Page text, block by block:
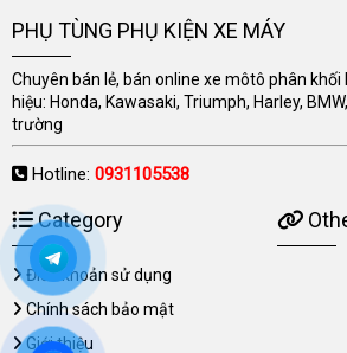
PHỤ TÙNG PHỤ KIỆN XE MÁY
Chuyên bán lẻ, bán online xe môtô phân
hiệu: Honda, Kawasaki, Triumph, Harley,
trường
Hotline: 0931105538
Category
Điều khoản sử dụng
Chính sách bảo mật
Giới thiệu